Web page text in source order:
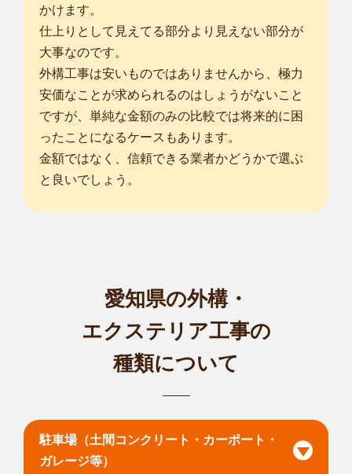
かけます。
仕上りとして見えてる部分より見えない部分が
大事なのです。
外構工事は安いものではありませんから、極力
安価なことが求められるのはしょうがないこと
ですが、単純な金額のみの比較では将来的に困
ったことになるケースもあります。
金額ではなく、信頼できる業者かどうかで選ぶ
と良いでしょう。
愛知県の外構・
エクステリア工事の
種類について
駐車場（土間コンクリート・カーポート・
ガレージ等）